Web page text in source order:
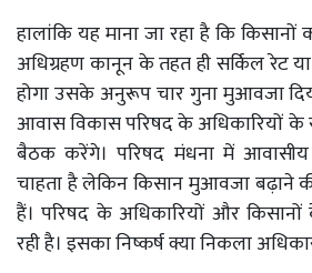
हालांकि यह माना जा रहा है कि
अधिग्रहण कानून के तहत ही सर्किल रेट
होगा उसके अनुरूप चार गुना मुआवजा
आवास विकास परिषद के अधिकारियों के
बैठक करेंगे। परिषद मंधना में
चाहता है लेकिन किसान मुआवजा बढ़ाने
हैं। परिषद के अधिकारियों और
रही है। इसका निष्कर्ष क्या निकला